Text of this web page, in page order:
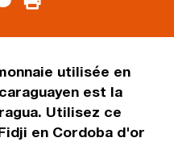
utilisée en
est la
Utilisez ce
en Cordoba d'or